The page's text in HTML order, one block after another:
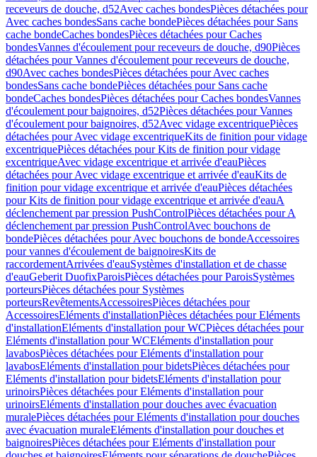
receveurs de douche, d52Avec caches bondesPièces détachées pour
Avec caches bondesSans cache bondePièces détachées pour Sans
cache bondeCaches bondesPièces détachées pour Caches
bondesVannes d'écoulement pour receveurs de douche, d90Pièces
détachées pour Vannes d'écoulement pour receveurs de douche,
d90Avec caches bondesPièces détachées pour Avec caches
bondesSans cache bondePièces détachées pour Sans cache
bondeCaches bondesPièces détachées pour Caches bondesVannes
d'écoulement pour baignoires, d52Pièces détachées pour Vannes
d'écoulement pour baignoires, d52Avec vidage excentriquePièces
détachées pour Avec vidage excentriqueKits de finition pour vidage
excentriquePièces détachées pour Kits de finition pour vidage
excentriqueAvec vidage excentrique et arrivée d'eauPièces
détachées pour Avec vidage excentrique et arrivée d'eauKits de
finition pour vidage excentrique et arrivée d'eauPièces détachées
pour Kits de finition pour vidage excentrique et arrivée d'eauA
déclenchement par pression PushControlPièces détachées pour A
déclenchement par pression PushControlAvec bouchons de
bondePièces détachées pour Avec bouchons de bondeAccessoires
pour vannes d'écoulement de baignoiresKits de
raccordementArrivées d'eauSystèmes d'installation et de chasse
d'eauGeberit DuofixParoisPièces détachées pour ParoisSystèmes
porteursPièces détachées pour Systèmes
porteursRevêtementsAccessoiresPièces détachées pour
AccessoiresEléments d'installationPièces détachées pour Eléments
d'installationEléments d'installation pour WCPièces détachées pour
Eléments d'installation pour WCEléments d'installation pour
lavabosPièces détachées pour Eléments d'installation pour
lavabosEléments d'installation pour bidetsPièces détachées pour
Eléments d'installation pour bidetsEléments d'installation pour
urinoirsPièces détachées pour Eléments d'installation pour
urinoirsEléments d'installation pour douches avec évacuation
muralePièces détachées pour Eléments d'installation pour douches
avec évacuation muraleEléments d'installation pour douches et
baignoiresPièces détachées pour Eléments d'installation pour